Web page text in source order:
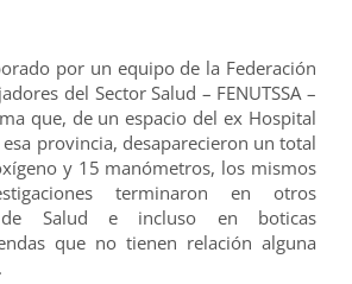
por un equipo de la Federación
del Sector Salud – FENUTSSA –
que, de un espacio del ex Hospital
provincia, desaparecieron un total
y 15 manómetros, los mismos
terminaron en otros
de Salud e incluso en boticas
que no tienen relación alguna